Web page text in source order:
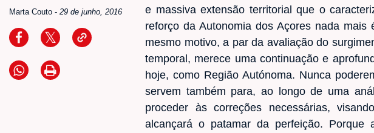
Marta Couto - 29 de junho, 2016
e massiva extensão territorial que o
reforço da Autonomia dos Açores nada
mesmo motivo, a par da avaliação do
temporal, merece uma continuação e
hoje, como Região Autónoma. Nunca
servem também para, ao longo de uma
proceder às correções necessárias,
alcançará o patamar da perfeição.